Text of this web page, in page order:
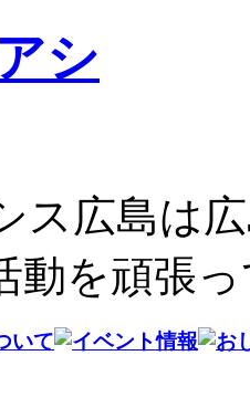
ス広島は
動を頑張